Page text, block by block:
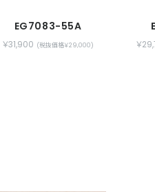
EG7083-55A
￥31,900 (税抜価格￥29,000) ￥